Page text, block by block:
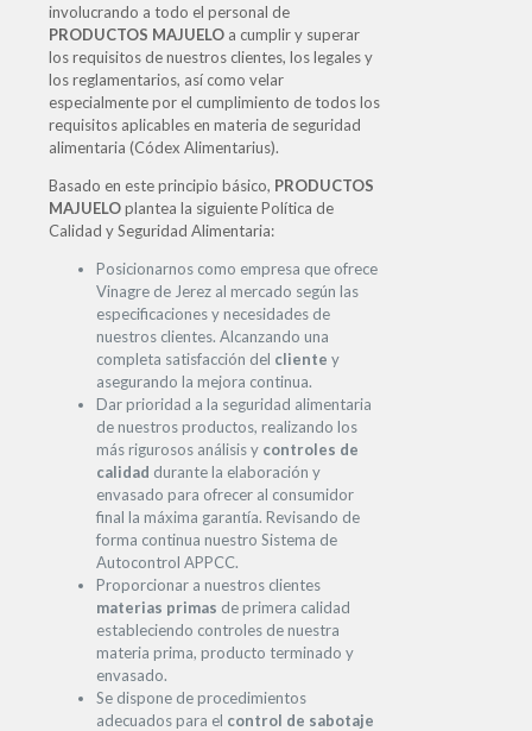
involucrando a todo el personal de
PRODUCTOS MAJUELO a cumplir y superar
los requisitos de nuestros clientes, los legales y
los reglamentarios, así como velar
especialmente por el cumplimiento de todos los
requisitos aplicables en materia de seguridad
alimentaria (Códex Alimentarius).
Basado en este principio básico, PRODUCTOS
MAJUELOplantea la siguiente Política de
Calidad y Seguridad Alimentaria:
Posicionarnos como empresa que ofrece
Vinagre de Jerez al mercado según las
especificaciones y necesidades de
nuestros clientes. Alcanzando una
completa satisfacción del cliente y
asegurando la mejora continua.
Dar prioridad a la seguridad alimentaria
de nuestros productos, realizando los
más rigurosos análisis y controles de
calidad durante la elaboración y
envasado para ofrecer al consumidor
final la máxima garantía. Revisando de
forma continua nuestro Sistema de
Autocontrol APPCC.
Proporcionar a nuestros clientes
materias primas de primera calidad
estableciendo controles de nuestra
materia prima, producto terminado y
envasado.
Se dispone de procedimientos
adecuados para el control de sabotaje